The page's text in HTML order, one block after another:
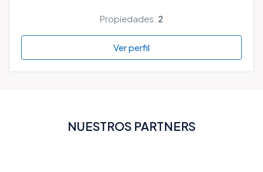
Propiedades: 2
Ver perfil
NUESTROS PARTNERS